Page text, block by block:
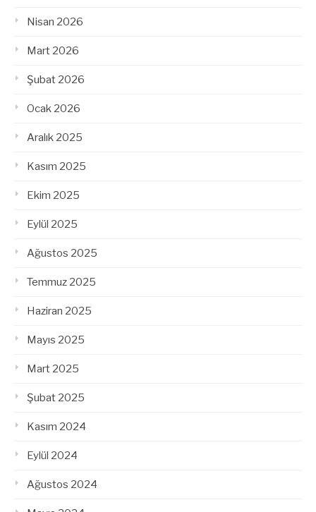
Nisan 2026
Mart 2026
Şubat 2026
Ocak 2026
Aralık 2025
Kasım 2025
Ekim 2025
Eylül 2025
Ağustos 2025
Temmuz 2025
Haziran 2025
Mayıs 2025
Mart 2025
Şubat 2025
Kasım 2024
Eylül 2024
Ağustos 2024